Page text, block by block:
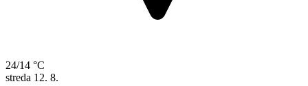
24/14 °C
streda 12. 8.